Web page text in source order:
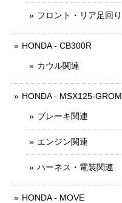
フロント・リア足回り
HONDA - CB300R
カウル関連
HONDA - MSX125-GROM
ブレーキ関連
エンジン関連
ハーネス・電装関連
HONDA - MOVE